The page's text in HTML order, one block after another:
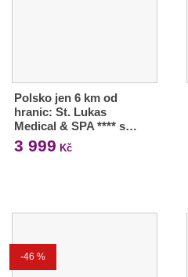
Polsko jen 6 km od
hranic: St. Lukas
Medical & SPA **** s…
3 999 Kč
-46 %